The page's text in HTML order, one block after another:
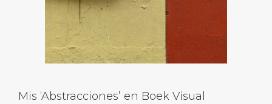
Mis ‘Abstracciones’ en Boek Visual